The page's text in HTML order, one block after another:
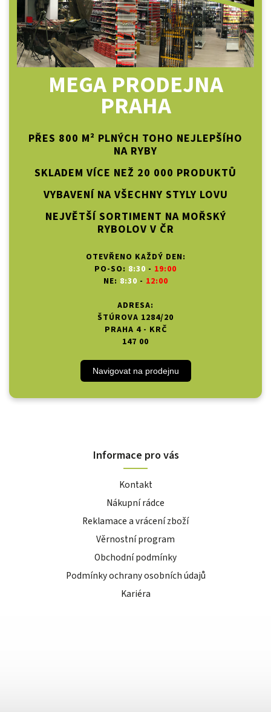
MEGA PRODEJNA
PRAHA
PŘES 800 M² PLNÝCH TOHO NEJLEPŠÍHO
NA RYBY
SKLADEM VÍCE NEŽ 20 000 PRODUKTŮ
VYBAVENÍ NA VŠECHNY STYLY LOVU
NEJVĚTŠÍ SORTIMENT NA MOŘSKÝ
RYBOLOV V ČR
OTEVŘENO KAŽDÝ DEN:
PO-SO: 8:30 - 19:00
NE: 8:30 - 12:00
ADRESA:
ŠTÚROVA 1284/20
PRAHA 4 - KRČ
147 00
Navigovat na prodejnu
Informace pro vás
Kontakt
Nákupní rádce
Reklamace a vrácení zboží
Věrnostní program
Obchodní podmínky
Podmínky ochrany osobních údajů
Kariéra